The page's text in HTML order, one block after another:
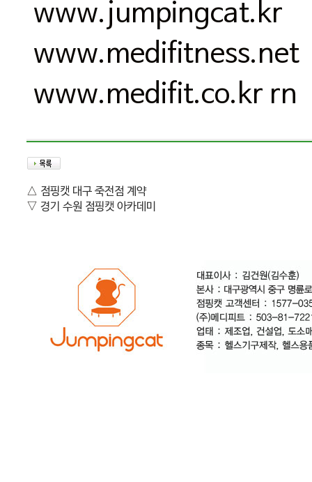
www.jumpingcat.kr
www.medifitness.net
www.medifit.co.kr rn
△ 점핑캣 대구 죽전점 계약
▽ 경기 수원 점핑캣 아카데미